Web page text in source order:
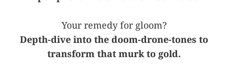
Your remedy for gloom?
Depth-dive into the doom-drone-tones to
transform that murk to gold.